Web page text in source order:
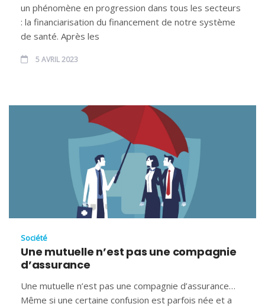
un phénomène en progression dans tous les secteurs
: la financiarisation du financement de notre système
de santé. Après les
5 AVRIL 2023
Société
Une mutuelle n’est pas une compagnie
d’assurance
Une mutuelle n’est pas une compagnie d’assurance…
Même si une certaine confusion est parfois née et a